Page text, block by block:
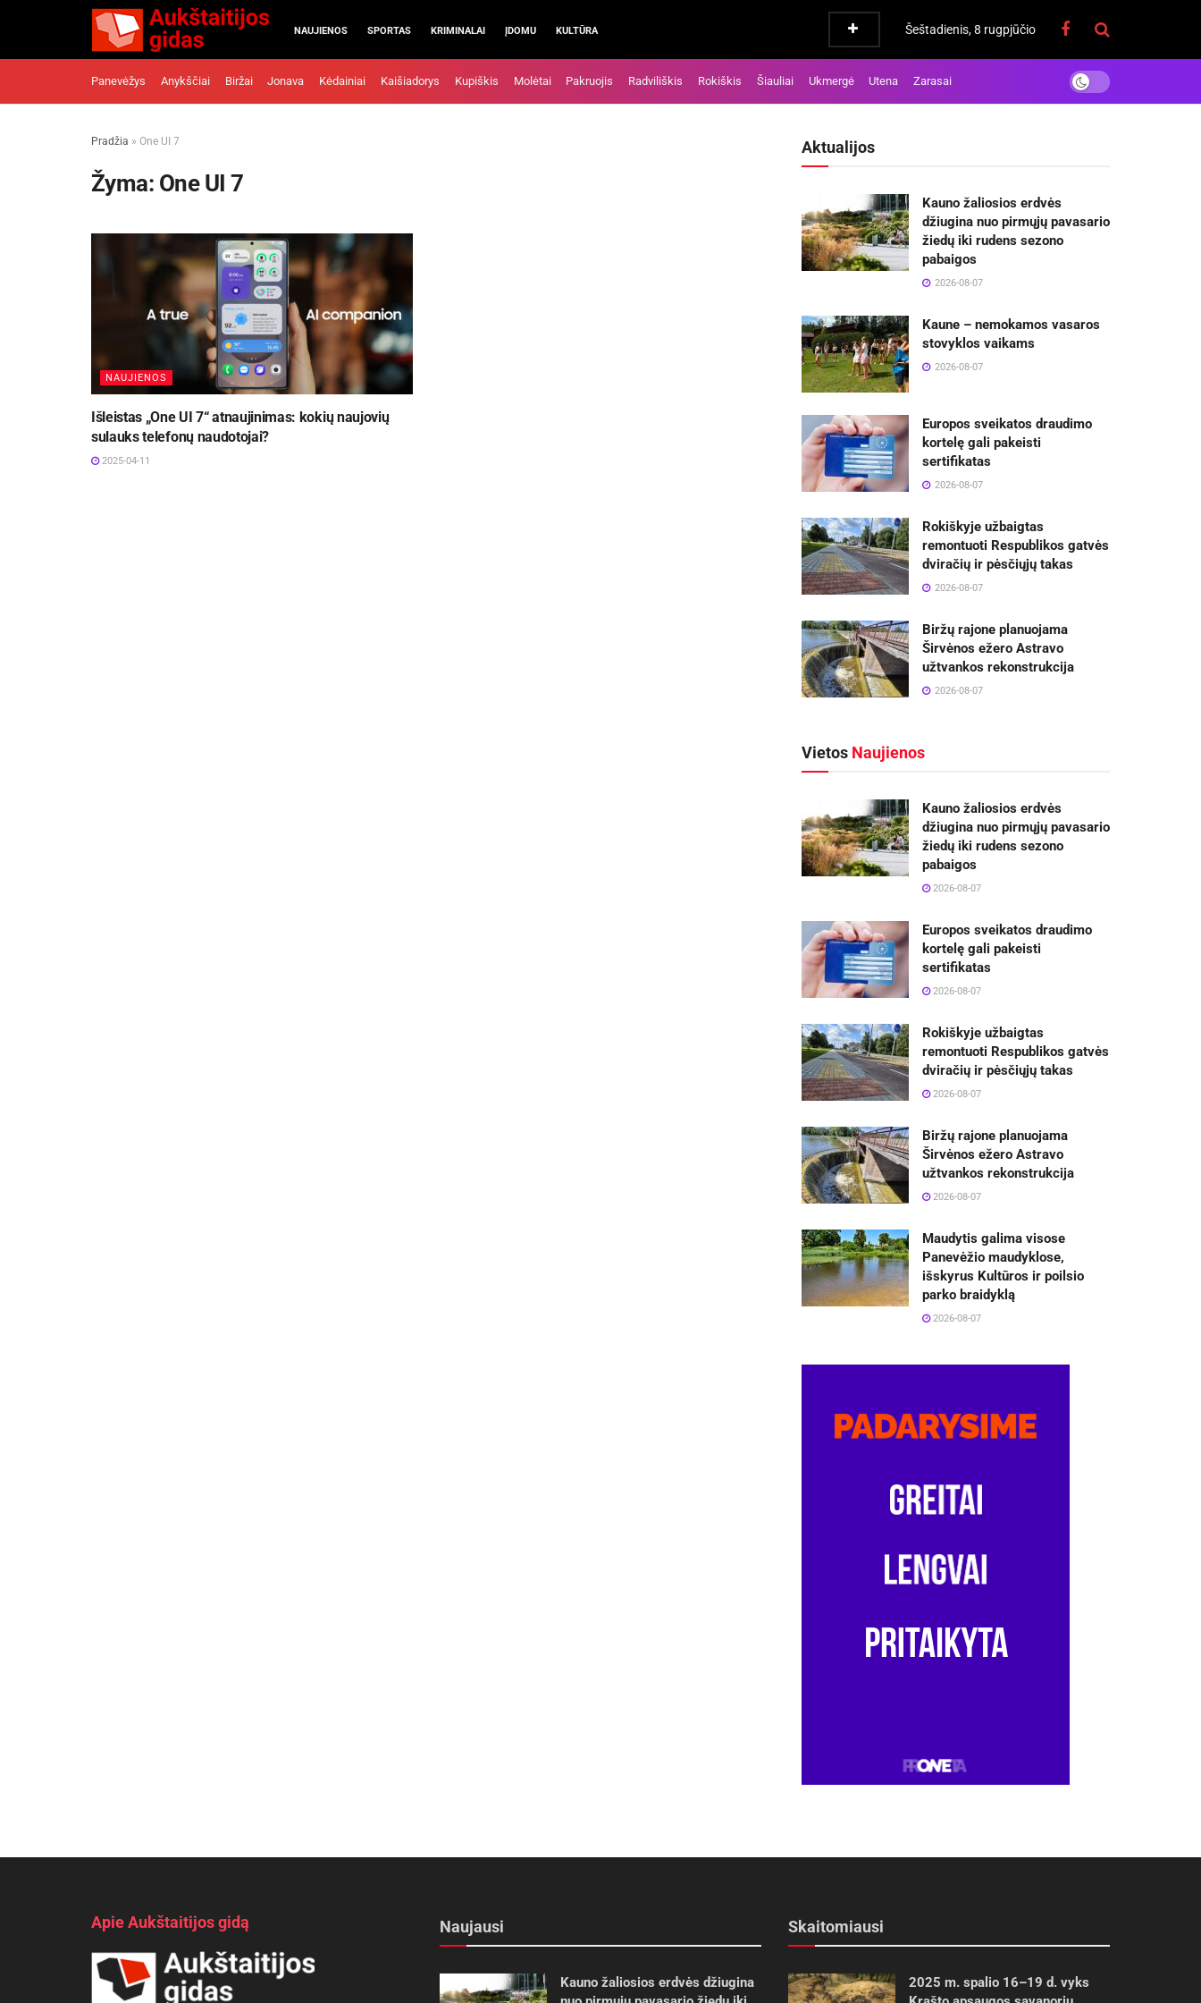
NAUJIENOS SPORTAS KRIMINALAI ĮDOMU KULTŪRA Šeštadienis, 8 rugpjūčio
Panevėžys Anykščiai Biržai Jonava Kėdainiai Kaišiadorys Kupiškis Molėtai Pakruojis Radviliškis Rokiškis Šiauliai Ukmergė Utena Zarasai
Pradžia » One UI 7
Žyma: One UI 7
NAUJIENOS
Išleistas „One UI 7“ atnaujinimas: kokių naujovių
sulauks telefonų naudotojai?
2025-04-11
Aktualijos
Kauno žaliosios erdvės
džiugina nuo pirmųjų pavasario
žiedų iki rudens sezono
pabaigos
2026-08-07
Kaune – nemokamos vasaros
stovyklos vaikams
2026-08-07
Europos sveikatos draudimo
kortelę gali pakeisti
sertifikatas
2026-08-07
Rokiškyje užbaigtas
remontuoti Respublikos gatvės
dviračių ir pėsčiųjų takas
2026-08-07
Biržų rajone planuojama
Širvėnos ežero Astravo
užtvankos rekonstrukcija
2026-08-07
Vietos Naujienos
Kauno žaliosios erdvės
džiugina nuo pirmųjų pavasario
žiedų iki rudens sezono
pabaigos
2026-08-07
Europos sveikatos draudimo
kortelę gali pakeisti
sertifikatas
2026-08-07
Rokiškyje užbaigtas
remontuoti Respublikos gatvės
dviračių ir pėsčiųjų takas
2026-08-07
Biržų rajone planuojama
Širvėnos ežero Astravo
užtvankos rekonstrukcija
2026-08-07
Maudytis galima visose
Panevėžio maudyklose,
išskyrus Kultūros ir poilsio
parko braidyklą
2026-08-07
Apie Aukštaitijos gidą Naujausi
Kauno žaliosios erdvės džiugina
Skaitomiausi
2025 m. spalio 16–19 d. vyks